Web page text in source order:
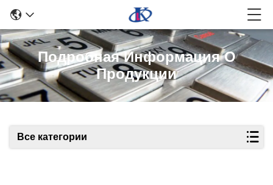
Подробная Информация О
Продукции
Все категории